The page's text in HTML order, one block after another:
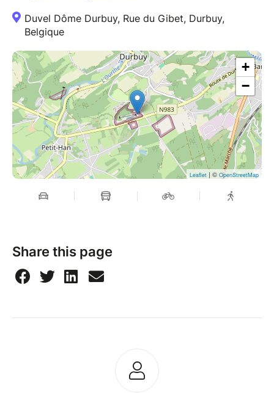
Duvel Dôme Durbuy, Rue du Gibet, Durbuy,
Belgique
+
−
Leaflet | © OpenStreetMap
Share this page